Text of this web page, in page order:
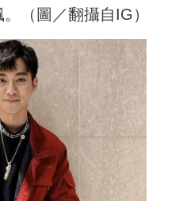
（圖／翻攝自IG）